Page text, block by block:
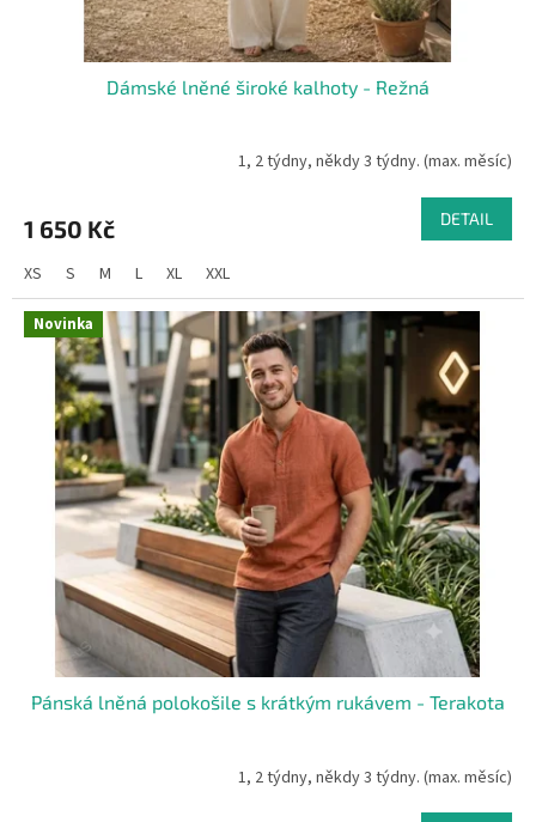
Dámské lněné široké kalhoty - Režná
1, 2 týdny, někdy 3 týdny. (max. měsíc)
1 650 Kč DETAIL
XS S M L XL XXL
Novinka
Pánská lněná polokošile s krátkým rukávem - Terakota
1, 2 týdny, někdy 3 týdny. (max. měsíc)